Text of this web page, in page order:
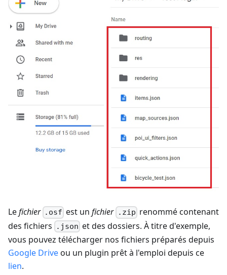
Lefichier .osf est unfichier .zip renommé contenant
des fichiers
.json et des dossiers. À titre d'exemple,
vous pouvez télécharger nos fichiers préparés depuis
Google Driveou un plugin prêt à l'emploi depuis ce
lien.